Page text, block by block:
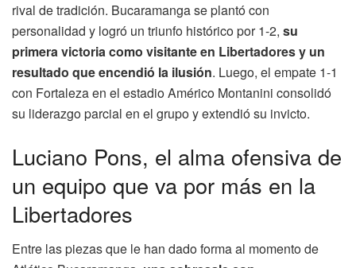
rival de tradición. Bucaramanga se plantó con
personalidad y logró un triunfo histórico por 1-2, su
primera victoria como visitante en Libertadores y un
resultado que encendió la ilusión. Luego, el empate 1-1
con Fortaleza en el estadio Américo Montanini consolidó
su liderazgo parcial en el grupo y extendió su invicto.
Luciano Pons, el alma ofensiva de
un equipo que va por más en la
Libertadores
Entre las piezas que le han dado forma al momento de